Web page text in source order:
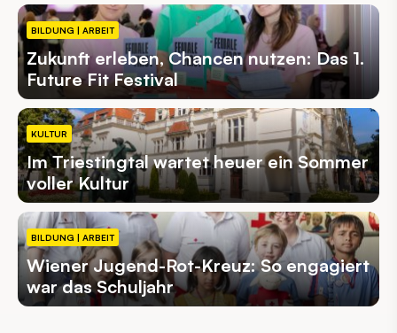
BILDUNG | ARBEIT
Zukunft erleben, Chancen nutzen: Das 1.
Future Fit Festival
KULTUR
Im Triestingtal wartet heuer ein Sommer
voller Kultur
BILDUNG | ARBEIT
Wiener Jugend-Rot-Kreuz: So engagiert
war das Schuljahr